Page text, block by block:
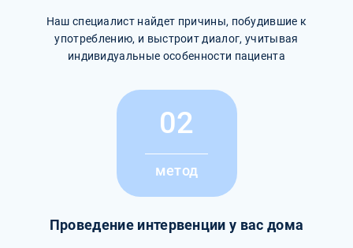
Наш специалист найдет причины, побудившие к
употреблению, и выстроит диалог, учитывая
индивидуальные особенности пациента
02
метод
Проведение интервенции у вас дома